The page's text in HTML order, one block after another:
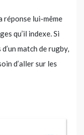
réponse lui-même
qu’il indexe. Si
match de rugby,
d’aller sur les